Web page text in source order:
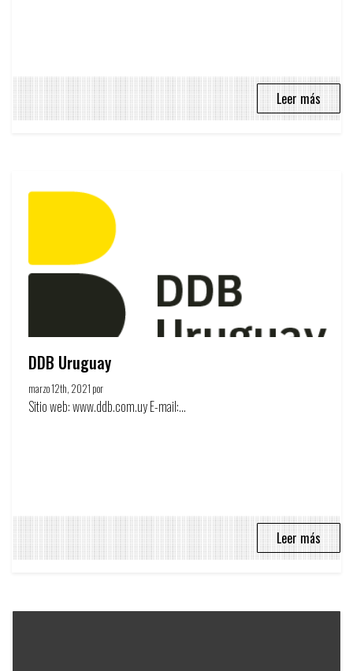
Leer más
DDB Uruguay
marzo 12th, 2021 por
Sitio web: www.ddb.com.uy E-mail:...
Leer más